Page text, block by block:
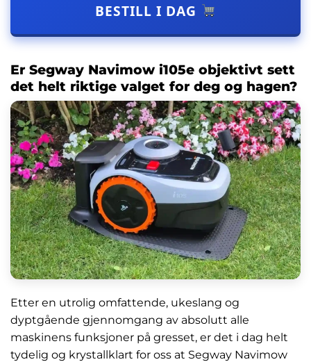
BESTILL I DAG
Er Segway Navimow i105e objektivt sett
det helt riktige valget for deg og hagen?
Etter en utrolig omfattende, ukeslang og
dyptgående gjennomgang av absolutt alle
maskinens funksjoner på gresset, er det i dag helt
tydelig og krystallklart for oss at Segway Navimow